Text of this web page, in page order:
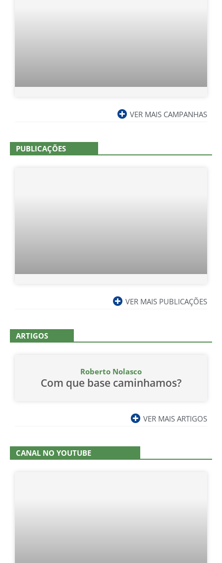
VER MAIS CAMPANHAS
PUBLICAÇÕES
VER MAIS PUBLICAÇÕES
ARTIGOS
Roberto Nolasco
Com que base caminhamos?
VER MAIS ARTIGOS
CANAL NO YOUTUBE